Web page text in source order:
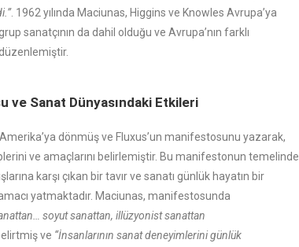
. 1962 yılında Maciunas, Higgins ve Knowles Avrupa’ya
sanatçının da dahil olduğu ve Avrupa’nın farklı
ve Sanat Dünyasındaki Etkileri
dönmüş ve Fluxus’un manifestosunu yazarak,
ve amaçlarını belirlemiştir. Bu manifestonun temelinde
karşı çıkan bir tavır ve sanatı günlük hayatın bir
yatmaktadır. Maciunas, manifestosunda
soyut sanattan, illüzyonist sanattan
ve “İnsanlarının sanat deneyimlerini günlük